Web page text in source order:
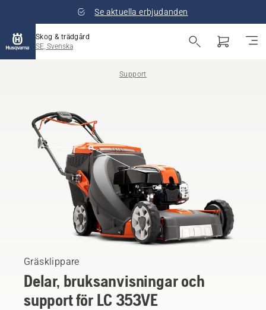
Se aktuella erbjudanden
Skog & trädgård
SE, Svenska
Support
Gräsklippare
Delar, bruksanvisningar och
support för LC 353VE